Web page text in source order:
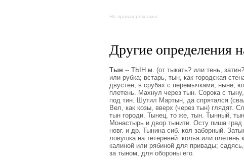
На правах рекламы:
Другие определения
Тын -- ТЫН м. (от тыкать? или тень,
или рубка; встарь, тын, как городская
двустен, в срубах с перемычками; ныне,
плетень. Махнул через тын. Сорока с
под тин. Шутил Мартын, да спрятался
Вел, как козы, вверх (через тын) глядят.
тын городи. Тынец, то же, тын. Тынный,
Монастырь и двор тынити. Осту пиша
новг. и др. Тынина сиб. кол заборный.
ловушка на тетеревей: колья или
калиной или рябиной для привады;
за тыном, для обороны его.